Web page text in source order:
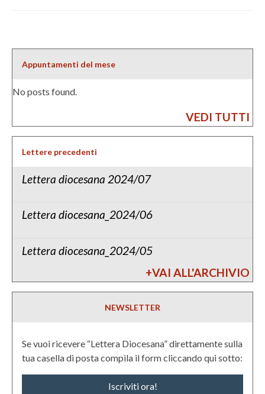
Appuntamenti del mese
No posts found.
VEDI TUTTI
Lettere precedenti
Lettera diocesana 2024/07
Lettera diocesana_2024/06
Lettera diocesana_2024/05
+VAI ALL'ARCHIVIO
NEWSLETTER
Se vuoi ricevere “Lettera Diocesana” direttamente sulla
tua casella di posta compila il form cliccando qui sotto:
Iscriviti ora!